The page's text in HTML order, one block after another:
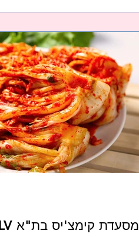
מסעדת קימצ'יס בת"א Kimchi's TLV